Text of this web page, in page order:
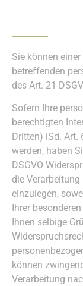
Sie können
betreffenden
des Art. 21
Sofern Ihre
berechtigten
Dritten) iSd. Art.
werden, haben
DSGVO
die Verarbeitung
einzulegen,
Ihrer
Ihnen selbige
können
Verarbeitung